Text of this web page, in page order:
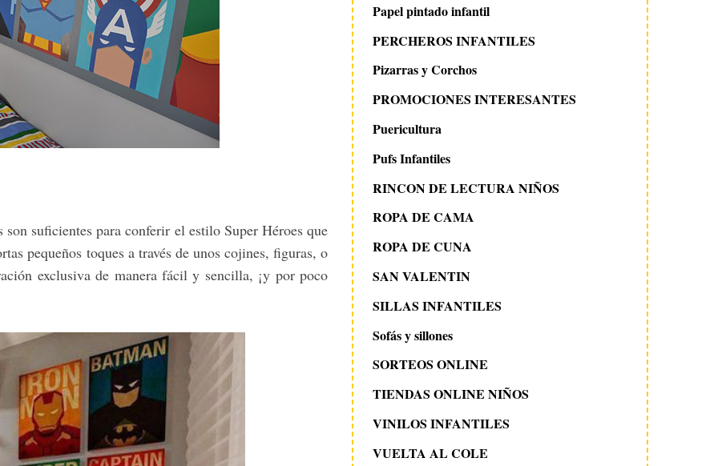
suficientes para conferir el estilo Super Héroes que
pequeños toques a través de unos cojines, figuras, o
exclusiva de manera fácil y sencilla, ¡y por poco
Papel pintado infantil
PERCHEROS INFANTILES
Pizarras y Corchos
PROMOCIONES INTERESANTES
Puericultura
Pufs Infantiles
RINCON DE LECTURA NIÑOS
ROPA DE CAMA
ROPA DE CUNA
SAN VALENTIN
SILLAS INFANTILES
Sofás y sillones
SORTEOS ONLINE
TIENDAS ONLINE NIÑOS
VINILOS INFANTILES
VUELTA AL COLE